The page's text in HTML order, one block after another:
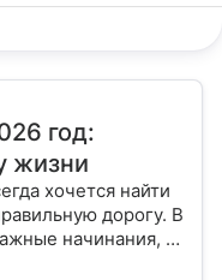
год:
жизни
хочется найти
дорогу. В
начинания, а